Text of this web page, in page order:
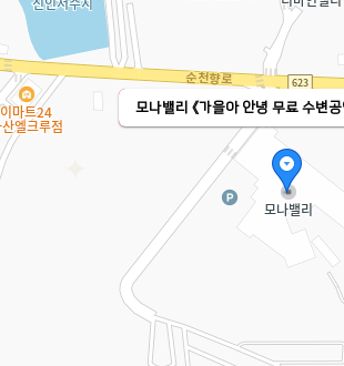
모나밸리 《가을아 안녕 무료 수변공